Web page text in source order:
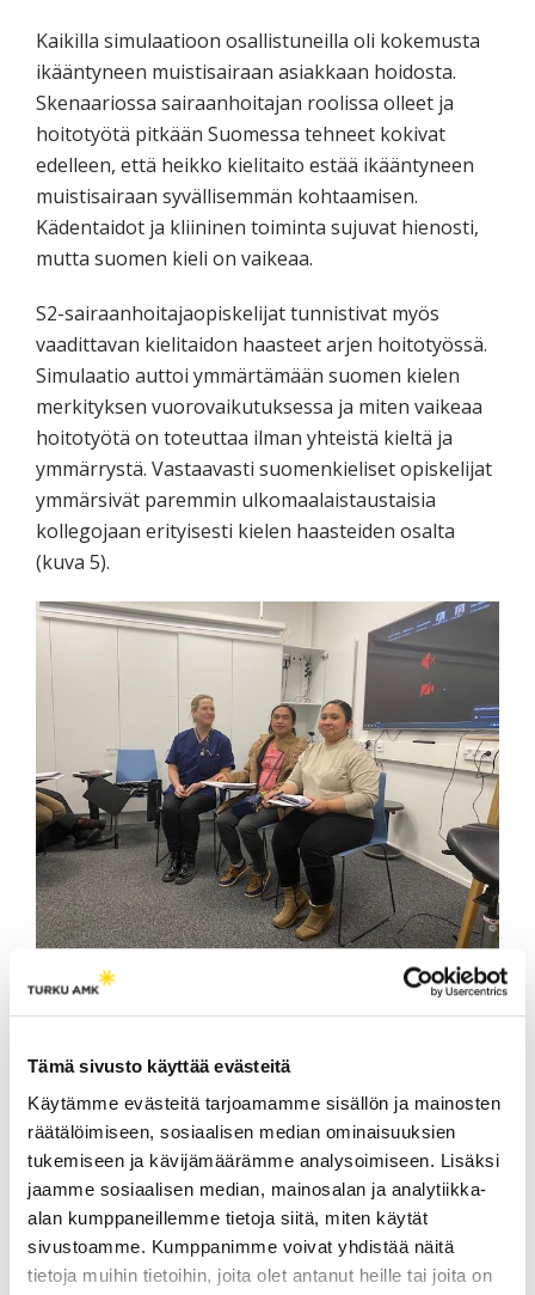
Tämä sivusto käyttää evästeitä
Käytämme evästeitä tarjoamamme sisällön ja mainosten
räätälöimiseen, sosiaalisen median ominaisuuksien
tukemiseen ja kävijämäärämme analysoimiseen. Lisäksi
jaamme sosiaalisen median, mainosalan ja analytiikka-
alan kumppaneillemme tietoja siitä, miten käytät
sivustoamme. Kumppanimme voivat yhdistää näitä
tietoja muihin tietoihin, joita olet antanut heille tai joita on
Kaikilla simulaatioon osallistuneilla oli kokemusta
ikääntyneen muistisairaan asiakkaan hoidosta.
Skenaariossa sairaanhoitajan roolissa olleet ja
hoitotyötä pitkään Suomessa tehneet kokivat
edelleen, että heikko kielitaito estää ikääntyneen
muistisairaan syvällisemmän kohtaamisen.
Kädentaidot ja kliininen toiminta sujuvat hienosti,
mutta suomen kieli on vaikeaa.
S2-sairaanhoitajaopiskelijat tunnistivat myös
vaadittavan kielitaidon haasteet arjen hoitotyössä.
Simulaatio auttoi ymmärtämään suomen kielen
merkityksen vuorovaikutuksessa ja miten vaikeaa
hoitotyötä on toteuttaa ilman yhteistä kieltä ja
ymmärrystä. Vastaavasti suomenkieliset opiskelijat
ymmärsivät paremmin ulkomaalaistaustaisia
kollegojaan erityisesti kielen haasteiden osalta
(kuva 5).
Kuva 5. Oppimiskeskustelussa käydään skenaario läpi
uudelleen. Kuva: Johanna Kero
Palaute auttaa kehittämään
skenaarioita
Yhteissimulaation lopuksi osallistujilta kerättiin
palautetta palautekyselyllä, joka sisälsi kymmenen
monivalintakysymystä ja kaksi avointa vapaan
tekstin kysymystä. Simulaatioon osallistuneet
opiskelijat ja laillistuvat sairaanhoitajat antoivat